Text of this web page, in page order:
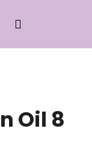
Oil 8